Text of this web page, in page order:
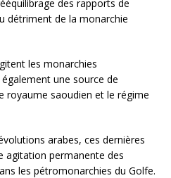
des rapports de
détriment de la monarchie
les monarchies
une source de
royaume saoudien et le régime
arabes, ces dernières
agitation permanente des
les pétromonarchies du Golfe.